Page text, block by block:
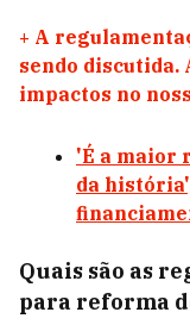
+ A
sendo discutida.
impactos no
'É a maior
da
Quais são as
para reforma